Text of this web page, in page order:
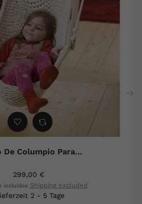
De Columpio Para...
299,00 €
incluidos Shipping excluded
2 - 5 Tage